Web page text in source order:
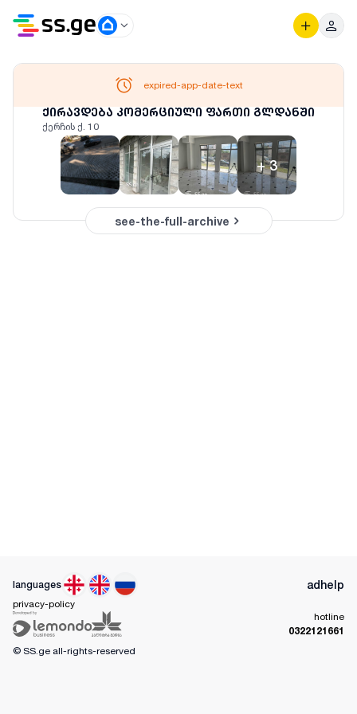
ქირავდება კომერციული ფართი გლდანში
ქერჩის ქ. 10
+3
expired-app-date-text
see-the-full-archive
languages adhelp
privacy-policy
hotline
0322121661
© SS.ge all-rights-reserved